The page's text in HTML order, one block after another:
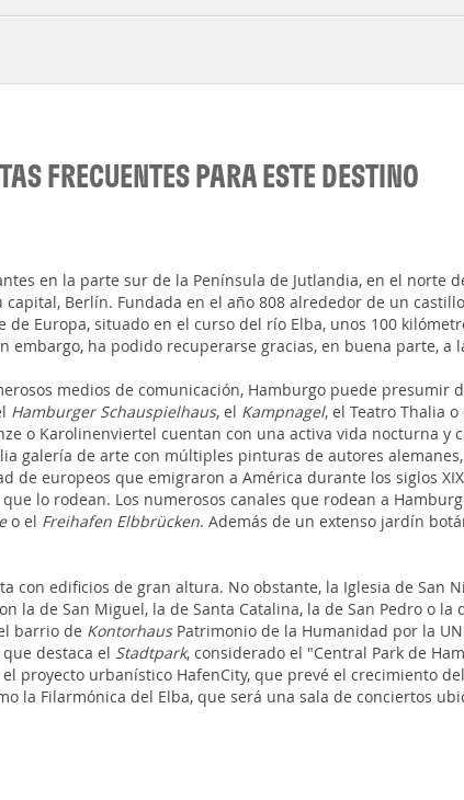
FRECUENTES PARA ESTE DESTINO
en la parte sur de la Península de Jutlandia, en el norte
Berlín. Fundada en el año 808 alrededor de un
Europa, situado en el curso del río Elba, unos 100
ha podido recuperarse gracias, en buena parte, a
medios de comunicación, Hamburgo puede presumir
Hamburger Schauspielhaus, el Kampnagel, el Teatro Thalia
o Karolinenviertel cuentan con una activa vida nocturna y
galería de arte con múltiples pinturas de autores
europeos que emigraron a América durante los siglos
lo rodean. Los numerosos canales que rodean a
o el Freihafen Elbbrücken. Además de un extenso jardín
con edificios de gran altura. No obstante, la Iglesia de San
de San Miguel, la de Santa Catalina, la de San Pedro o la
barrio de KontorhausPatrimonio de la Humanidad por la
destaca el Stadtpark, considerado el "Central Park de
proyecto urbanístico HafenCity, que prevé el crecimiento
la Filarmónica del Elba, que será una sala de conciertos